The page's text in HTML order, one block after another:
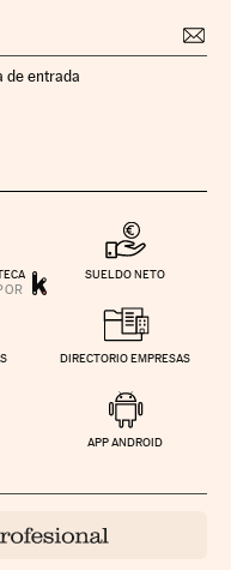
de entrada
SUELDO NETO
DIRECTORIO EMPRESAS
APP ANDROID